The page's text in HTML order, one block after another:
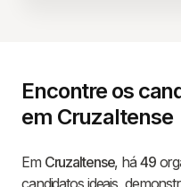
Encontre os
em Cruzaltense
Em Cruzaltense, há 49
candidatos ideais,